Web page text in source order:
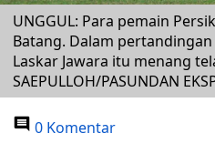
UNGGUL: Para pemain
Batang. Dalam
Laskar Jawara itu menang
SAEPULLOH/PASUNDAN
0 Komentar